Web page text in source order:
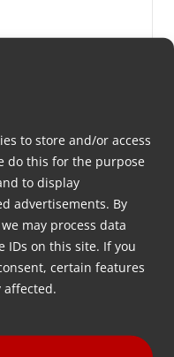
to store and/or access
do this for the purpose
to display
advertisements. By
may process data
IDs on this site. If you
certain features
affected.